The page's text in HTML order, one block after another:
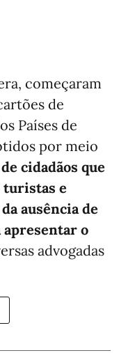
começaram
de
Países de
por meio
cidadãos que
turistas e
ausência de
o
advogadas